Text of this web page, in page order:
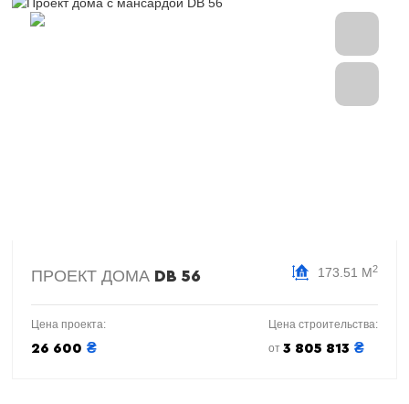
ПРОЕКТ ДОМА DB 56 173.51 М2
Цена проекта:
26 600 ₴
Цена строительства:
от 3 805 813 ₴